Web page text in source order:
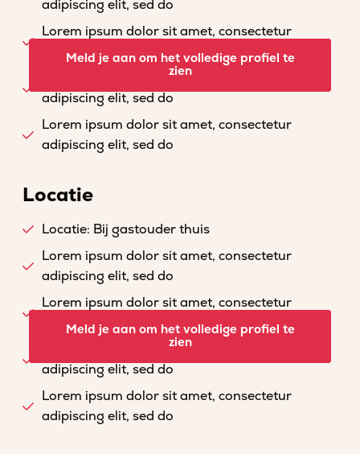
adipiscing elit, sed do
Lorem ipsum dolor sit amet, consectetur
adipiscing elit, sed do
Lorem ipsum dolor sit amet, consectetur
adipiscing elit, sed do
Lorem ipsum dolor sit amet, consectetur
adipiscing elit, sed do
Meld je aan om het volledige profiel te
zien
Locatie
Locatie: Bij gastouder thuis
Lorem ipsum dolor sit amet, consectetur
adipiscing elit, sed do
Lorem ipsum dolor sit amet, consectetur
adipiscing elit, sed do
Lorem ipsum dolor sit amet, consectetur
adipiscing elit, sed do
Lorem ipsum dolor sit amet, consectetur
adipiscing elit, sed do
Meld je aan om het volledige profiel te
zien